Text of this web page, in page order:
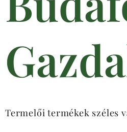
Termelői termékek széles